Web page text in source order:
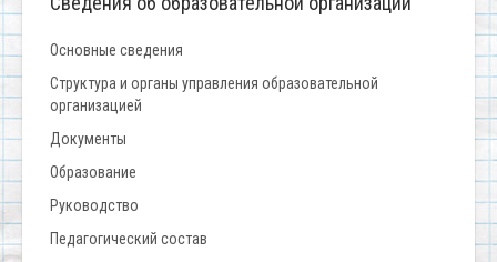
Основные сведения
Структура и органы управления образовательной
организацией
Документы
Образование
Руководство
Педагогический состав